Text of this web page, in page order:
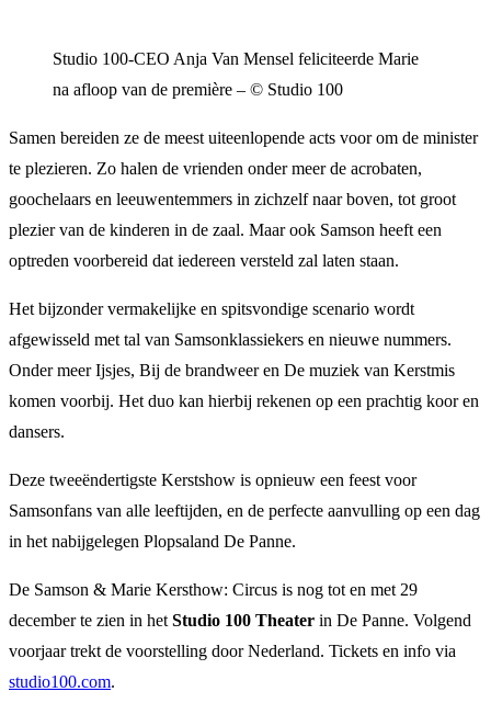
Studio 100-CEO Anja Van Mensel feliciteerde Marie
na afloop van de première – © Studio 100
Samen bereiden ze de meest uiteenlopende acts voor om de minister
te plezieren. Zo halen de vrienden onder meer de acrobaten,
goochelaars en leeuwentemmers in zichzelf naar boven, tot groot
plezier van de kinderen in de zaal. Maar ook Samson heeft een
optreden voorbereid dat iedereen versteld zal laten staan.
Het bijzonder vermakelijke en spitsvondige scenario wordt
afgewisseld met tal van Samsonklassiekers en nieuwe nummers.
Onder meer Ijsjes, Bij de brandweer en De muziek van Kerstmis
komen voorbij. Het duo kan hierbij rekenen op een prachtig koor en
dansers.
Deze tweeëndertigste Kerstshow is opnieuw een feest voor
Samsonfans van alle leeftijden, en de perfecte aanvulling op een dag
in het nabijgelegen Plopsaland De Panne.
De Samson & Marie Kersthow: Circus is nog tot en met 29
december te zien in het Studio 100 Theater in De Panne. Volgend
voorjaar trekt de voorstelling door Nederland. Tickets en info via
studio100.com.